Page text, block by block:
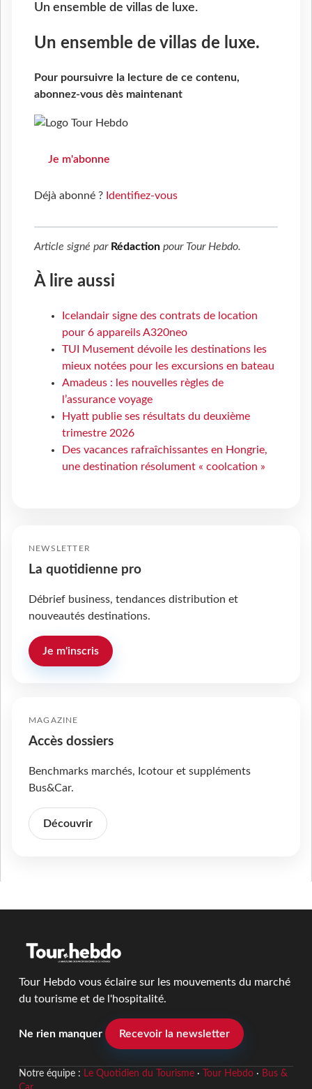
Un ensemble de villas de luxe.
Un ensemble de villas de luxe.
Pour poursuivre la lecture de ce contenu,
abonnez-vous dès maintenant
Je m'abonne
Déjà abonné ? Identifiez-vous
Article signé par Rédaction pour Tour Hebdo.
À lire aussi
Icelandair signe des contrats de location
pour 6 appareils A320neo
TUI Musement dévoile les destinations les
mieux notées pour les excursions en bateau
Amadeus : les nouvelles règles de
l’assurance voyage
Hyatt publie ses résultats du deuxième
trimestre 2026
Des vacances rafraîchissantes en Hongrie,
une destination résolument « coolcation »
NEWSLETTER
La quotidienne pro
Débrief business, tendances distribution et
nouveautés destinations.
Je m'inscris
MAGAZINE
Accès dossiers
Benchmarks marchés, Icotour et suppléments
Bus&Car.
Découvrir
Tour Hebdo vous éclaire sur les mouvements du marché
du tourisme et de l'hospitalité.
Ne rien manquer Recevoir la newsletter
Notre équipe : Le Quotidien du Tourisme· Tour Hebdo· Bus &